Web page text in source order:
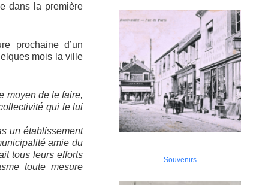
dans la première
prochaine d’un
mois la ville
moyen de le faire,
qui le lui
un établissement
amie du
tous leurs efforts
toute mesure
Souvenirs